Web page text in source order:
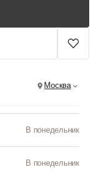
Москва
В понедельник
В понедельник